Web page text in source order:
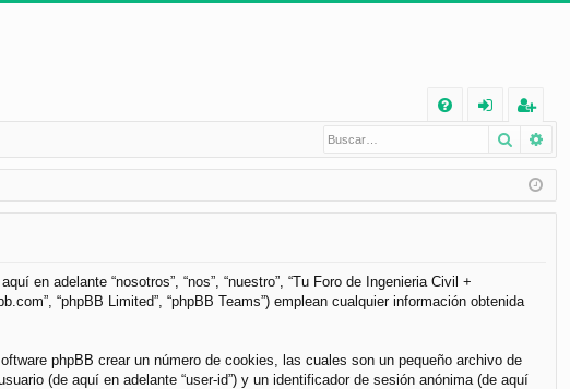
Q
nt
ifi
e
eg
ist
ra
Buscar
en adelante “nosotros”, “nos”, “nuestro”, “Tu Foro de Ingenieria Civil +
“phpBB Limited”, “phpBB Teams”) emplean cualquier información obtenida
phpBB crear un número de cookies, las cuales son un pequeño archivo de
(de aquí en adelante “user-id”) y un identificador de sesión anónima (de aquí